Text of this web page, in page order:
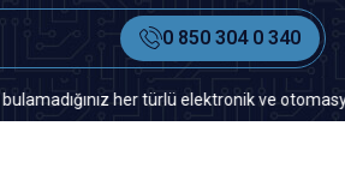
0 850 304 0 340
her türlü elektronik ve otomasyon